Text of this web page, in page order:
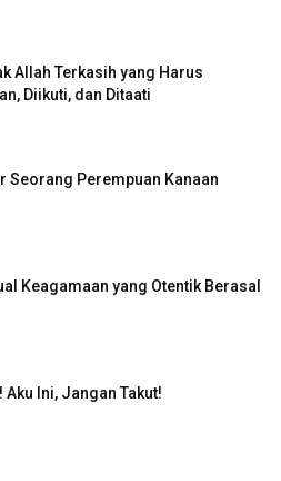
Allah Terkasih yang Harus
Diikuti, dan Ditaati
Seorang Perempuan Kanaan
Keagamaan yang Otentik Berasal
Aku Ini, Jangan Takut!